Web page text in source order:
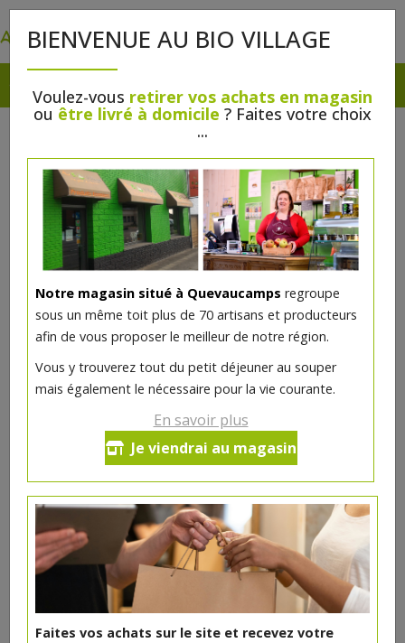
BIENVENUE AU BIO VILLAGE
Voulez-vous retirer vos achats en magasin
ou être livré à domicile ? Faites votre choix
...
Notre magasin situé à Quevaucamps regroupe
sous un même toit plus de 70 artisans et producteurs
afin de vous proposer le meilleur de notre région.
Vous y trouverez tout du petit déjeuner au souper
mais également le nécessaire pour la vie courante.
En savoir plus
Je viendrai au magasin
Faites vos achats sur le site et recevez votre
Baies roses bio 20g
- 1 pc +
5.28€
Réception souhaitée le